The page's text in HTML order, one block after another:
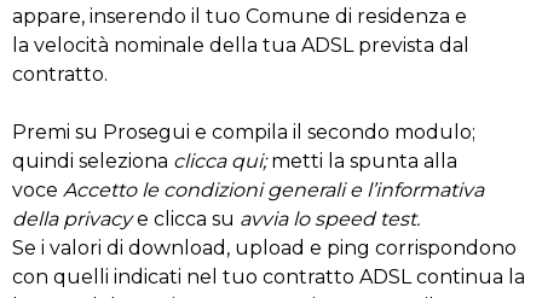
appare, inserendo il tuo Comune di residenza e
la velocità nominale della tua ADSL prevista dal
contratto.
Premi su Prosegui e compila il secondo modulo;
quindi seleziona clicca qui;metti la spunta alla
voce Accetto le condizioni generali e l’informativa
della privacye clicca su avvia lo speed test.
Se i valori di download, upload e ping corrispondono
con quelli indicati nel tuo contratto ADSL continua la